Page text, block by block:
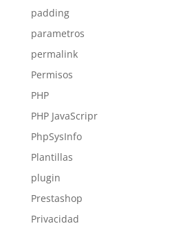
padding
parametros
permalink
Permisos
PHP
PHP JavaScripr
PhpSysInfo
Plantillas
plugin
Prestashop
Privacidad